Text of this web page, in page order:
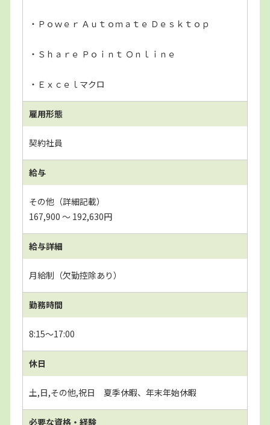
・Ｐｏｗｅｒ Ａｕｔｏｍａｔｅ Ｄｅｓｋｔｏｐ
・Ｓｈａｒｅ Ｐｏｉｎｔ Ｏｎｌｉｎｅ
・Ｅｘｃｅｌマクロ
雇用形態
契約社員
給与
その他（詳細記載）
167,900 〜 192,630円
給与詳細
月給制（欠勤控除あり）
勤務時間
8:15～17:00
休日
土,日,その他,祝日 夏季休暇、年末年始休暇
必要な資格・経験